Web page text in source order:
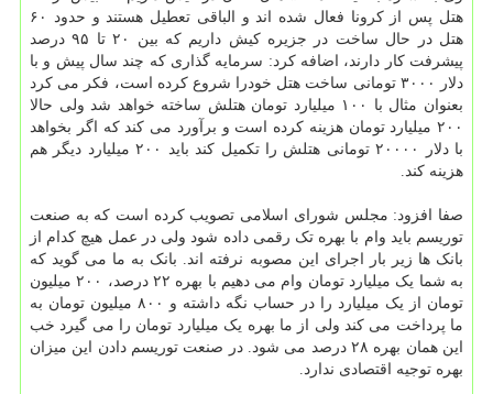
هتل پس از کرونا فعال شده اند و الباقی تعطیل هستند و حدود ۶۰
هتل در حال ساخت در جزیره کیش داریم که بین ۲۰ تا ۹۵ درصد
پیشرفت کار دارند، اضافه کرد: سرمایه گذاری که چند سال پیش و با
دلار ۳۰۰۰ تومانی ساخت هتل خودرا شروع کرده است، فکر می کرد
بعنوان مثال با ۱۰۰ میلیارد تومان هتلش ساخته خواهد شد ولی حالا
۲۰۰ میلیارد تومان هزینه کرده است و برآورد می کند که اگر بخواهد
با دلار ۲۰۰۰۰ تومانی هتلش را تکمیل کند باید ۲۰۰ میلیارد دیگر هم
هزینه کند.
صفا افزود: مجلس شورای اسلامی تصویب کرده است که به صنعت
توریسم باید وام با بهره تک رقمی داده شود ولی در عمل هیچ کدام از
بانک ها زیر بار اجرای این مصوبه نرفته اند. بانک به ما می گوید که
به شما یک میلیارد تومان وام می دهیم با بهره ۲۲ درصد، ۲۰۰ میلیون
تومان از یک میلیارد را در حساب نگه داشته و ۸۰۰ میلیون تومان به
ما پرداخت می کند ولی از ما بهره یک میلیارد تومان را می گیرد خب
این همان بهره ۲۸ درصد می شود. در صنعت توریسم دادن این میزان
بهره توجیه اقتصادی ندارد.